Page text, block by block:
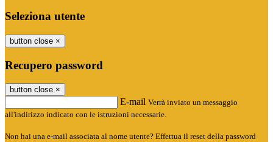
Seleziona utente
button close ×
Recupero password
button close ×
E-mail Verrà inviato un messaggio
all'indirizzo indicato con le istruzioni necessarie.
Non hai una e-mail associata al nome utente? Effettua il reset della password